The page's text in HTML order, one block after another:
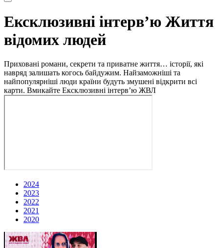
Ексклюзивні інтерв’ю Життя
відомих людей
Приховані романи, секрети та приватне життя… історії, які
навряд залишать когось байдужим. Найзаможніші та
найпопулярніші люди країни будуть змушені відкрити всі
карти. Вмикайте Ексклюзивні інтерв’ю ЖВЛ
2024
2023
2022
2021
2020